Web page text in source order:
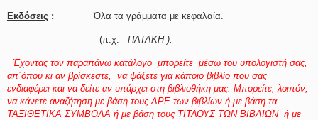
Εκδόσεις : Όλα τα γράμματα με κεφαλαία.
(π.χ. ΠΑΤΑΚΗ ).
Έχοντας τον παραπάνω κατάλογο μπορείτε μέσω του υπολογιστή σας,
απ΄όπου κι αν βρίσκεστε, να ψάξετε για κάποιο βιβλίο που σας
ενδιαφέρει και να δείτε αν υπάρχει στη βιβλιοθήκη μας . Μπορείτε, λοιπόν,
να κάνετε αναζήτηση με βάση τους ΑΡΕ των βιβλίων ή με βάση τα
ΤΑΞΙΘΕΤΙΚΑ ΣΥΜΒΟΛΑ ή με βάση τους ΤΙΤΛΟΥΣ ΤΩΝ ΒΙΒΛΙΩΝ ή με